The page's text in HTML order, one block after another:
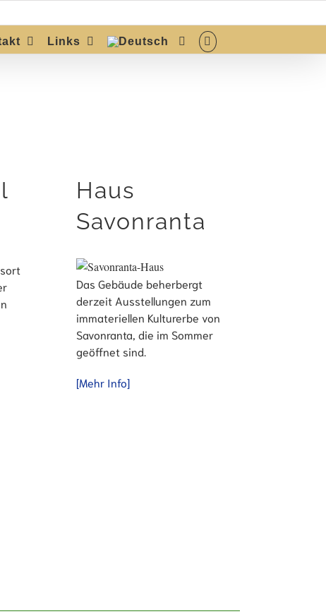
Links
Haus
Savonranta
Das Gebäude beherbergt
derzeit Ausstellungen zum
immateriellen Kulturerbe von
Savonranta, die im Sommer
geöffnet sind.
[Mehr Info]